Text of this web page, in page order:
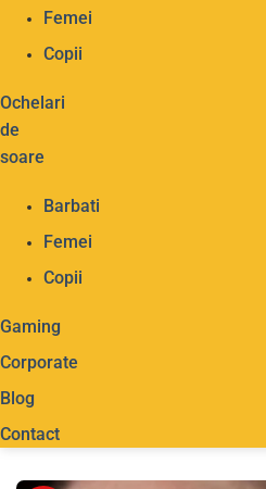
Femei
Copii
Ochelari
de
soare
Barbati
Femei
Copii
Gaming
Corporate
Blog
Contact